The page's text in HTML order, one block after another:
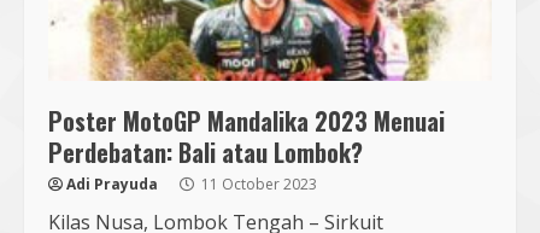
Poster MotoGP Mandalika 2023 Menuai
Perdebatan: Bali atau Lombok?
Adi Prayuda 11 October 2023
Kilas Nusa, Lombok Tengah – Sirkuit